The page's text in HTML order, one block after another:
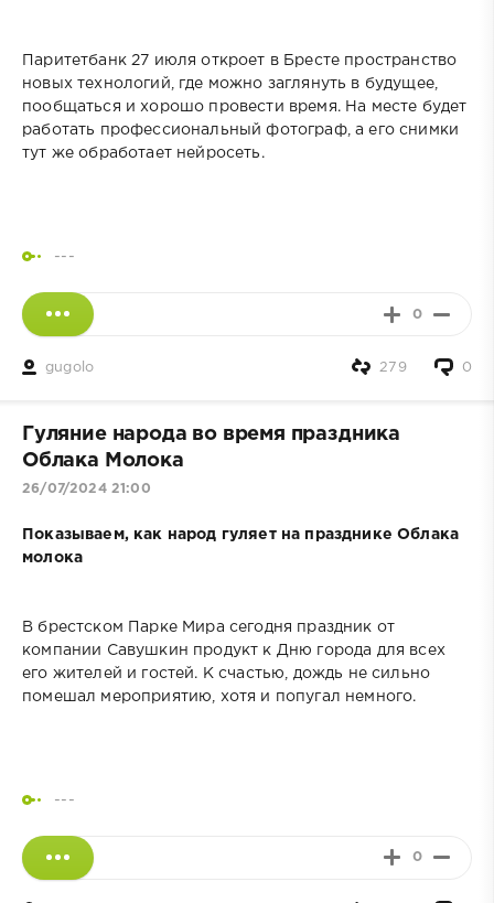
Паритетбанк 27 июля откроет в Бресте пространство
новых технологий, где можно заглянуть в будущее,
пообщаться и хорошо провести время. На месте будет
работать профессиональный фотограф, а его снимки
тут же обработает нейросеть.
---
0
gugolo 0
279
Гуляние народа во время праздника
Облака Молока
26/07/2024 21:00
Показываем, как народ гуляет на празднике Облака
молока
В брестском Парке Мира сегодня праздник от
компании Савушкин продукт к Дню города для всех
его жителей и гостей. К счастью, дождь не сильно
помешал мероприятию, хотя и попугал немного.
---
0